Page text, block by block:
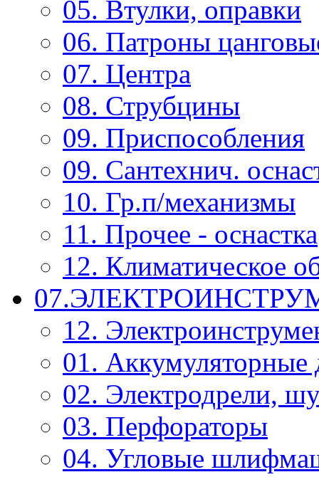
05. Втулки, оправки
06. Патроны
07. Центра
08. Струбцины
09. Приспособления
09. Сантехнич.
10. Гр.п/механизмы
11. Прочее - оснастка
12. Климатическое
12.
01. Аккумуляторные
02. Электродрели,
03. Перфораторы
04. Угловые